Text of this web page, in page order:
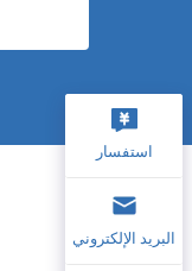
استفسار
البريد الإلكتروني